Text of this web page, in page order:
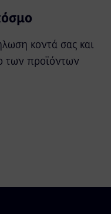
κοντά σας και
των προϊόντων